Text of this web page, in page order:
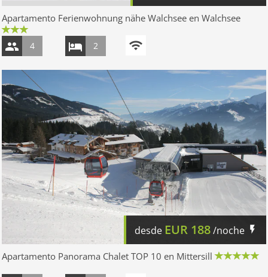
Apartamento Ferienwohnung nähe Walchsee en Walchsee
4 2
desde EUR 188/noche
Apartamento Panorama Chalet TOP 10 en Mittersill